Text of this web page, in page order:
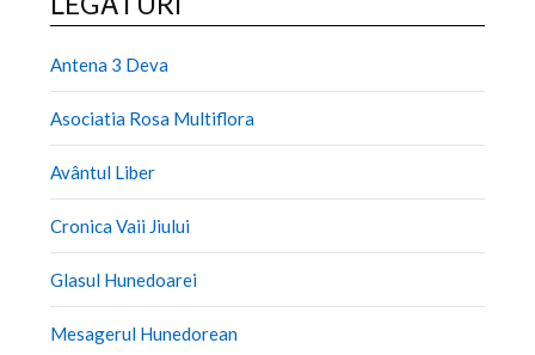
Antena 3 Deva
Asociatia Rosa Multiflora
Avântul Liber
Cronica Vaii Jiului
Glasul Hunedoarei
Mesagerul Hunedorean